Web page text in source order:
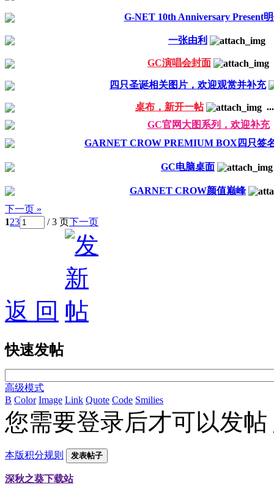
G-NET 10th Anniversary Present
一张由利
GC演唱会封面
四只圣诞相关图片，欢迎观赏并补充
桌布，新开一帖
...
GC官网大图系列，欢迎补充
GARNET CROW PREMIUM BOX四只签
GC电脑桌面
GARNET CROW颜值巅峰
下一页 »
123 / 3 页下一页
返 回
快速发帖
高级模式
B Color Image Link Quote Code Smilies
您需要登录后才可以发帖
本版积分规则 发表帖子
深秋之葵下载站